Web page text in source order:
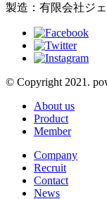
製造：有限会社ジ
© Copyright 2021.
About us
Product
Member
Company
Recruit
Contact
News